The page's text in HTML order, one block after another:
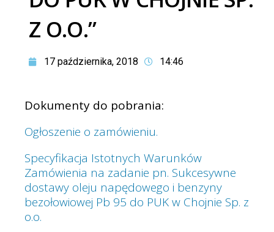
Z O.O.”
17 października, 2018 14:46
Dokumenty do pobrania:
Ogłoszenie o zamówieniu.
Specyfikacja Istotnych Warunków
Zamówienia na zadanie pn. Sukcesywne
dostawy oleju napędowego i benzyny
bezołowiowej Pb 95 do PUK w Chojnie Sp. z
o.o.